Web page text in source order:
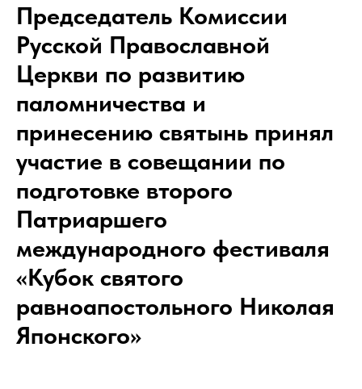
Председатель Комиссии
Русской Православной
Церкви по развитию
паломничества и
принесению святынь принял
участие в совещании по
подготовке второго
Патриаршего
международного фестиваля
«Кубок святого
равноапостольного Николая
Японского»